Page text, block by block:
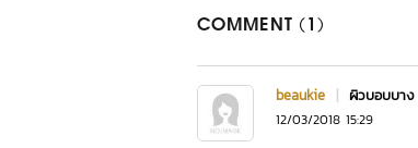
COMMENT (1)
beaukie | ผิวบอบบาง
12/03/2018 15:29